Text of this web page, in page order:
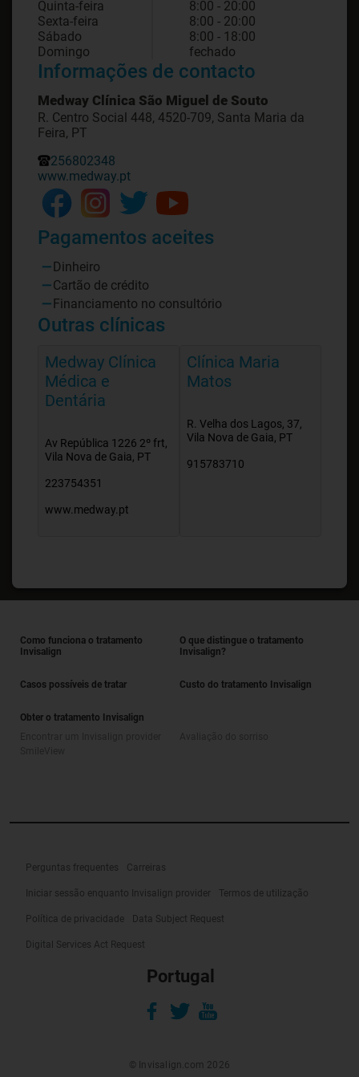
Quinta-feira
8:00 - 20:00
Sexta-feira
8:00 - 20:00
Sábado
8:00 - 18:00
Domingo
fechado
Informações de contacto
Medway Clínica São Miguel de Souto
R. Centro Social 448, 4520-709, Santa Maria da
Feira, PT
256802348
www.medway.pt
Pagamentos aceites
Dinheiro
Cartão de crédito
Financiamento no consultório
Outras clínicas
Medway Clínica
Médica e
Dentária
Av República 1226 2º frt,
Vila Nova de Gaia, PT
223754351
www.medway.pt
Clínica Maria
Matos
R. Velha dos Lagos, 37,
Vila Nova de Gaia, PT
915783710
Como funciona o tratamento
Invisalign
O que distingue o tratamento
Invisalign?
Casos possíveis de tratar Custo do tratamento Invisalign
Obter o tratamento Invisalign
Perguntas frequentes Carreiras
Iniciar sessão enquanto Invisalign provider Termos de utilização
Política de privacidade Data Subject Request
Digital Services Act Request
Portugal
© Invisalign.com 2026